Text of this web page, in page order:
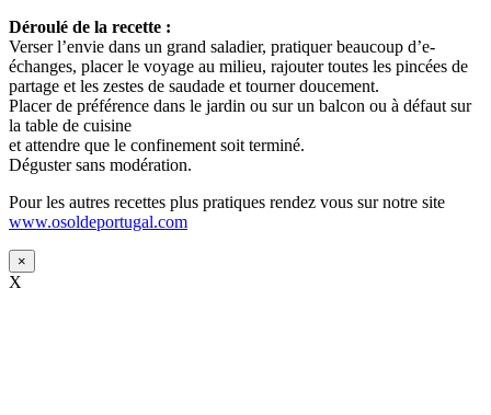
Déroulé de la recette :
Verser l’envie dans un grand saladier, pratiquer beaucoup d’e-
échanges, placer le voyage au milieu, rajouter toutes les pincées de
partage et les zestes de saudade et tourner doucement.
Placer de préférence dans le jardin ou sur un balcon ou à défaut sur
la table de cuisine
et attendre que le confinement soit terminé.
Déguster sans modération.
Pour les autres recettes plus pratiques rendez vous sur notre site
www.osoldeportugal.com
×
X